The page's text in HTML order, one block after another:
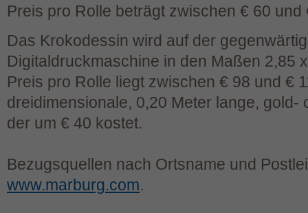
Preis pro Rolle beträgt zwischen € 60 und
Das Krokodessin wird auf der
Digitaldruckmaschine in den Maßen 2,85
Preis pro Rolle liegt zwischen € 98 und €
dreidimensionale, 0,20 Meter lange, gold-
der um € 40 kostet.
Bezugsquellen nach Ortsname und
www.marburg.com.